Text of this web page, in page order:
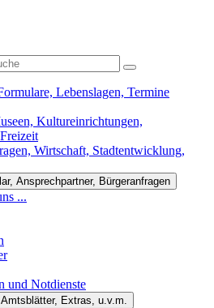
Lebenslagen, Termine
Kultureinrichtungen,
Wirtschaft, Stadtentwicklung,
Ansprechpartner, Bürgeranfragen
...
und Notdienste
Extras, u.v.m.